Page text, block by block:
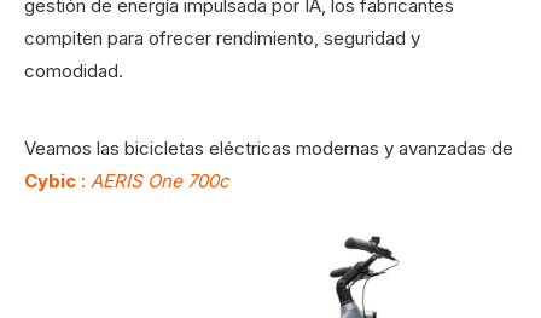
gestión de energía impulsada por IA, los fabricantes
compiten para ofrecer rendimiento, seguridad y
comodidad.
Veamos las bicicletas eléctricas modernas y avanzadas de
Cybic : AERIS One 700c